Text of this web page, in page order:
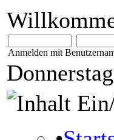
Anmelden mit